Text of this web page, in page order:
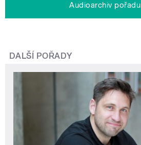
Audioarchiv pořadu
DALŠÍ POŘADY